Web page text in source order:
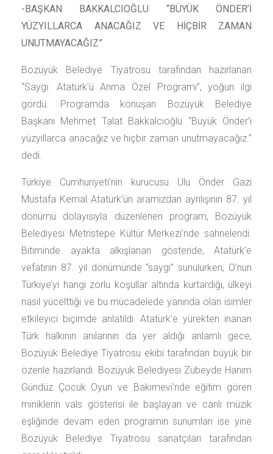
-BAŞKAN BAKKALCIOĞLU “BÜYÜK ÖNDER’İ
YÜZYILLARCA ANACAĞIZ VE HİÇBİR ZAMAN
UNUTMAYACAĞIZ”
Bozüyük Belediye Tiyatrosu tarafından hazırlanan
“Saygı: Atatürk’ü Anma Özel Programı”, yoğun ilgi
gördü. Programda konuşan Bozüyük Belediye
Başkanı Mehmet Talat Bakkalcıoğlu “Büyük Önder’i
yüzyıllarca anacağız ve hiçbir zaman unutmayacağız.”
dedi.
Türkiye Cumhuriyeti’nin kurucusu Ulu Önder Gazi
Mustafa Kemal Atatürk’ün aramızdan ayrılışının 87. yıl
dönümü dolayısıyla düzenlenen program, Bozüyük
Belediyesi Metristepe Kültür Merkezi’nde sahnelendi.
Bitiminde ayakta alkışlanan gösteride, Atatürk’e
vefatının 87. yıl dönümünde “saygı” sunulurken; O’nun
Türkiye’yi hangi zorlu koşullar altında kurtardığı, ülkeyi
nasıl yücelttiği ve bu mücadelede yanında olan isimler
etkileyici biçimde anlatıldı. Atatürk’e yürekten inanan
Türk halkının anılarının da yer aldığı anlamlı gece,
Bozüyük Belediye Tiyatrosu ekibi tarafından büyük bir
özenle hazırlandı. Bozüyük Belediyesi Zübeyde Hanım
Gündüz Çocuk Oyun ve Bakımevi’nde eğitim gören
miniklerin vals gösterisi ile başlayan ve canlı müzik
eşliğinde devam eden programın sunumları ise yine
Bozüyük Belediye Tiyatrosu sanatçıları tarafından